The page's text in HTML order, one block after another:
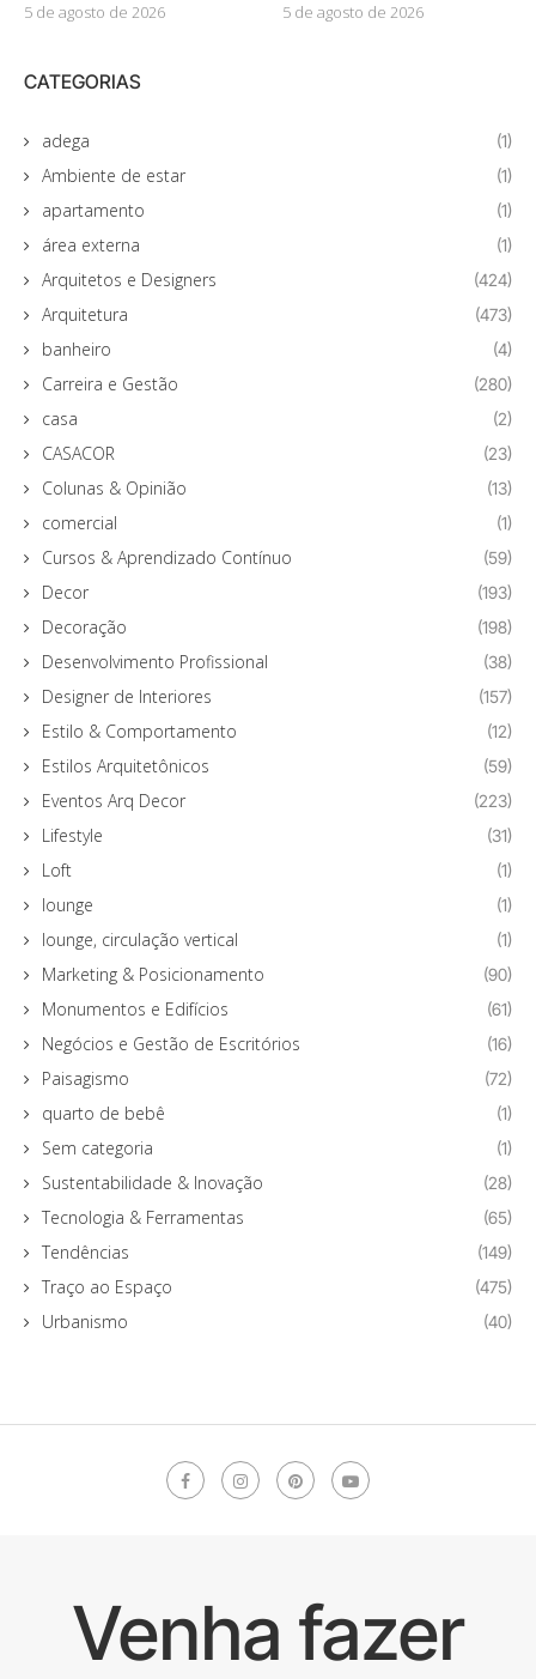
5 de agosto de 2026 5 de agosto de 2026
CATEGORIAS
adega (1)
Ambiente de estar (1)
apartamento (1)
área externa (1)
Arquitetos e Designers (424)
Arquitetura (473)
banheiro (4)
Carreira e Gestão (280)
casa (2)
CASACOR (23)
Colunas & Opinião (13)
comercial (1)
Cursos & Aprendizado Contínuo (59)
Decor (193)
Decoração (198)
Desenvolvimento Profissional (38)
Designer de Interiores (157)
Estilo & Comportamento (12)
Estilos Arquitetônicos (59)
Eventos Arq Decor (223)
Lifestyle (31)
Loft (1)
lounge (1)
lounge, circulação vertical (1)
Marketing & Posicionamento (90)
Monumentos e Edifícios (61)
Negócios e Gestão de Escritórios (16)
Paisagismo (72)
quarto de bebê (1)
Sem categoria (1)
Sustentabilidade & Inovação (28)
Tecnologia & Ferramentas (65)
Tendências (149)
Traço ao Espaço (475)
Urbanismo (40)
Venha fazer